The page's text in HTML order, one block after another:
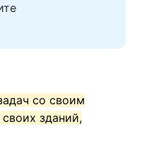
со своим
зданий,